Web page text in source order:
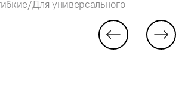
Для универсального